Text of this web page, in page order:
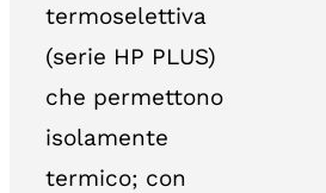
termoselettiva
(serie HP PLUS)
che permettono
isolamente
termico; con